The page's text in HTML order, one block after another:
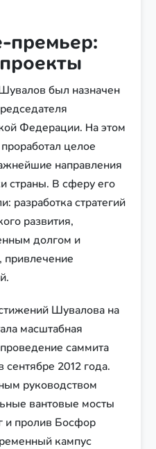
премьер:
был назначен
Федерации. На этом
целое
направления
страны. В сферу его
разработка стратегий
развития,
долгом и
Шувалова на
масштабная
саммита
2012 года.
руководством
вантовые мосты
и пролив Босфор
кампус